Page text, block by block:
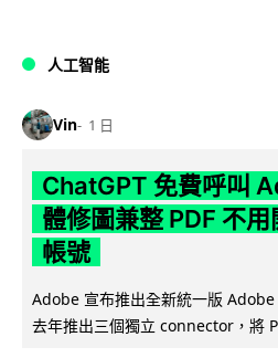
人工智能
Vin 1 日
ChatGPT 免費呼叫
體修圖兼整 PDF 不
帳號
Adobe 宣布推出全新統一版
去年推出三個獨立 connector，將